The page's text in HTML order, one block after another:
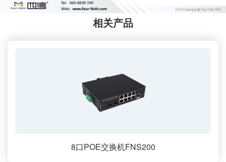
相关产品
8口POE交换机FNS200